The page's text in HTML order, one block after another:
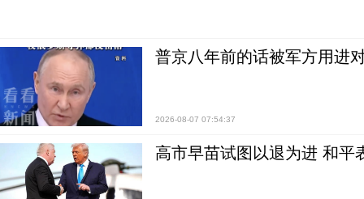
普京八年前的话被军方用进
2026-08-07 07:54:37
高市早苗试图以退为进 和平